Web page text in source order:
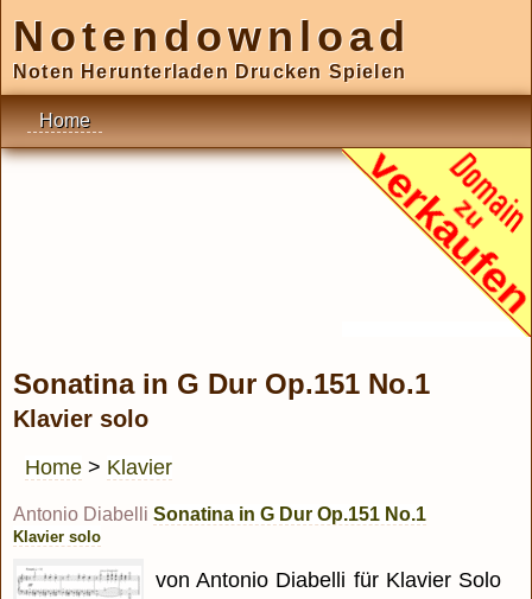
Notendownload
Noten Herunterladen Drucken Spielen
Home
Sonatina in G Dur Op.151 No.1
Klavier solo
Home > Klavier
Antonio Diabelli Sonatina in G Dur Op.151 No.1
Klavier solo
von Antonio Diabelli für Klavier Solo